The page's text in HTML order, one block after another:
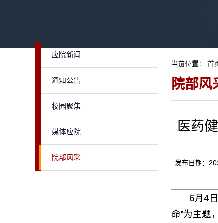
应院新闻
通知公告
校园聚焦
媒体应院
院部风采
当前位置： 首
院部风
医药
发布日期：
6月4
命”为主题